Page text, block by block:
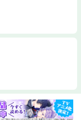
電子書籍です。文字だ
ださい。試し読みファ
ご確認ください。